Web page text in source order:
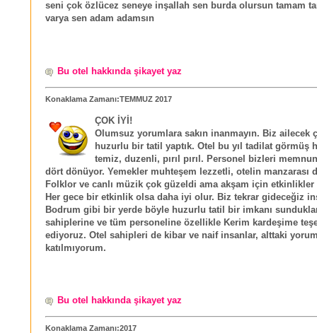
seni çok özlücez seneye inşallah sen burda olursun tamam
varya sen adam adamsın
Bu otel hakkında şikayet yaz
Konaklama Zamanı:TEMMUZ 2017
ÇOK İYİ!
Olumsuz yorumlara sakın inanmayın. Biz ailecek
huzurlu bir tatil yaptık. Otel bu yıl tadilat görmüş
temiz, duzenli, pırıl pırıl. Personel bizleri
dört dönüyor. Yemekler muhteşem lezzetli, otelin manzarası
Folklor ve canlı müzik çok güzeldi ama akşam için etkinlikler
Her gece bir etkinlik olsa daha iyi olur. Biz tekrar gideceğiz
Bodrum gibi bir yerde böyle huzurlu tatil bir imkanı
sahiplerine ve tüm personeline özellikle Kerim kardeşime
ediyoruz. Otel sahipleri de kibar ve naif insanlar, alttaki
katılmıyorum.
Bu otel hakkında şikayet yaz
Konaklama Zamanı:2017